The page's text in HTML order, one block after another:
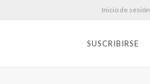
Inicio de sesión
SUSCRIBIRSE